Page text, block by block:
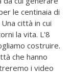
le centinaia di
città in cui
la vita. L'8
costruire.
che hanno
i video